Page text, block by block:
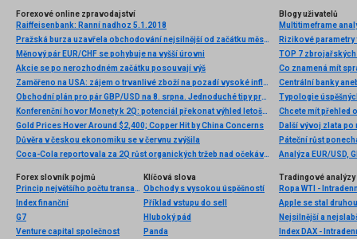
Forexové online zpravodajství
Raiffeisenbank: Ranní nadhoz 5.1.2018
Pražská burza uzavřela obchodování nejsilnější od začátku měsíce
Měnový pár EUR/CHF se pohybuje na vyšší úrovni
Akcie se po nerozhodném začátku posouvají výš
Zaměřeno na USA: zájem o trvanlivé zboží na pozadí vysoké inflace a posilování USD
Obchodní plán pro pár GBP/USD na 8. srpna. Jednoduché tipy pro začátečníky.
Konferenční hovor Monety k 2Q: potenciál překonat výhled letošního čistého zisku až o 400 mil. Kč
Gold Prices Hover Around $2,400; Copper Hit by China Concerns
Důvěra v českou ekonomiku se v červnu zvýšila
Coca-Cola reportovala za 2Q růst organických tržeb nad očekáváním a zvýšila celoroční výhled
Blogy uživatelů
Multitimeframe
Rizikové parametry
TOP 7
Co znamená mít
Centrální banky
Typologie
Chcete mít přehled
Další vývoj zlata
Páteční růst
Forex slovník pojmů
Princip největšího počtu transakcí
Index finanční
G7
Venture capital společnost
Klíčová slova
Obchody s vysokou úspěšností
Příklad vstupu do sell
Hluboký pád
Panda
Tradingové analýzy
Ropa WTI -
Nejsilnější a
Index DAX -